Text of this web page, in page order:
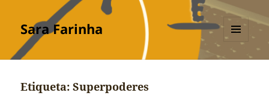
Sara Farinha
MENU
Etiqueta:Superpoderes